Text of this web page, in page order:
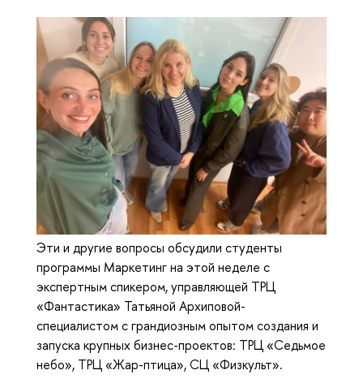
Эти и другие вопросы обсудили студенты
программы Маркетинг на этой неделе с
экспертным спикером, управляющей ТРЦ
«Фантастика» Татьяной Архиповой-
специалистом с грандиозным опытом создания и
запуска крупных бизнес-проектов: ТРЦ «Седьмое
небо», ТРЦ «Жар-птица», СЦ «Физкульт».